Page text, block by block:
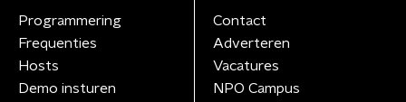
Programmering
Frequenties
Hosts
Demo insturen
Contact
Adverteren
Vacatures
NPO Campus